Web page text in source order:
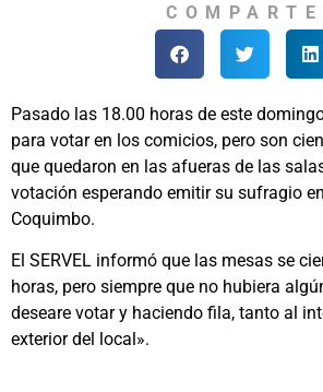
COMPARTE
Pasado las 18.00 horas de este
para votar en los comicios, pero son
que quedaron en las afueras de las
votación esperando emitir su sufragio
Coquimbo.
El SERVEL informó que las mesas se
horas, pero siempre que no hubiera
deseare votar y haciendo fila, tanto al
exterior del local».